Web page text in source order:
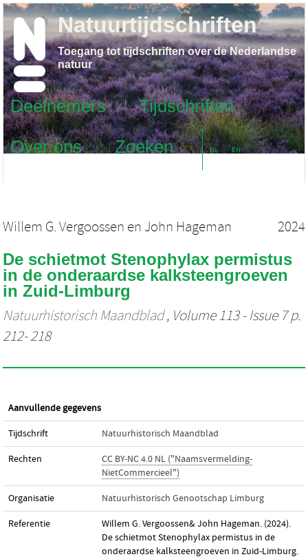
Deelnemers
Tijdschriften
Over ons
Zoeken NL EN
Natuurtijdschriften
Toegang tot tijdschriften over de Nederlandse
natuur
Willem G. Vergoossen en John Hageman 2024
De schietmot Stenophylax permistus
in de onderaardse kalksteengroeven
in Zuid-Limburg
Natuurhistorisch Maandblad, Volume 113 - Issue 7 p.
212- 218
Aanvullende gegevens
Tijdschrift Natuurhistorisch Maandblad
Rechten
CC BY-NC 4.0 NL ("Naamsvermelding-
NietCommercieel")
Organisatie Natuurhistorisch Genootschap Limburg
Referentie
Willem G. Vergoossen& John Hageman. (2024).
De schietmot Stenophylax permistus in de
onderaardse kalksteengroeven in Zuid-Limburg.